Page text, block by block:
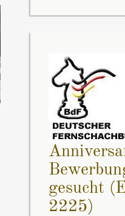
gesucht
2225)